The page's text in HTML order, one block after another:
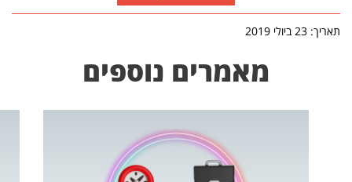
תאריך: 23 ביולי 2019
מאמרים נוספים